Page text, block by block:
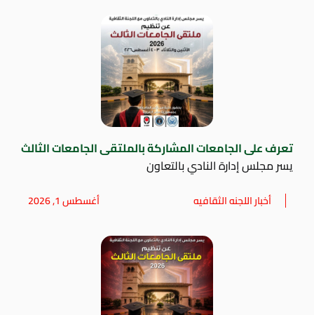
تعرف على الجامعات المشاركة بالملتقى الجامعات الثالث
يسر مجلس إدارة النادي بالتعاون
أخبار اللجنه الثقافيه أغسطس 1, 2026